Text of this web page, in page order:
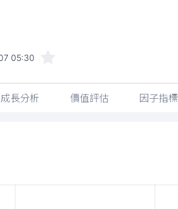
05:30
成長分析 價值評估 因子指標